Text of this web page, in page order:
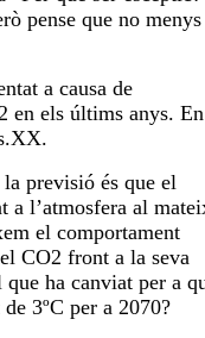
pense que no menys
a causa de
en els últims anys. En
previsió és que el
a l’atmosfera al
el comportament
CO2 front a la seva
ha canviat per a
3ºC per a 2070?